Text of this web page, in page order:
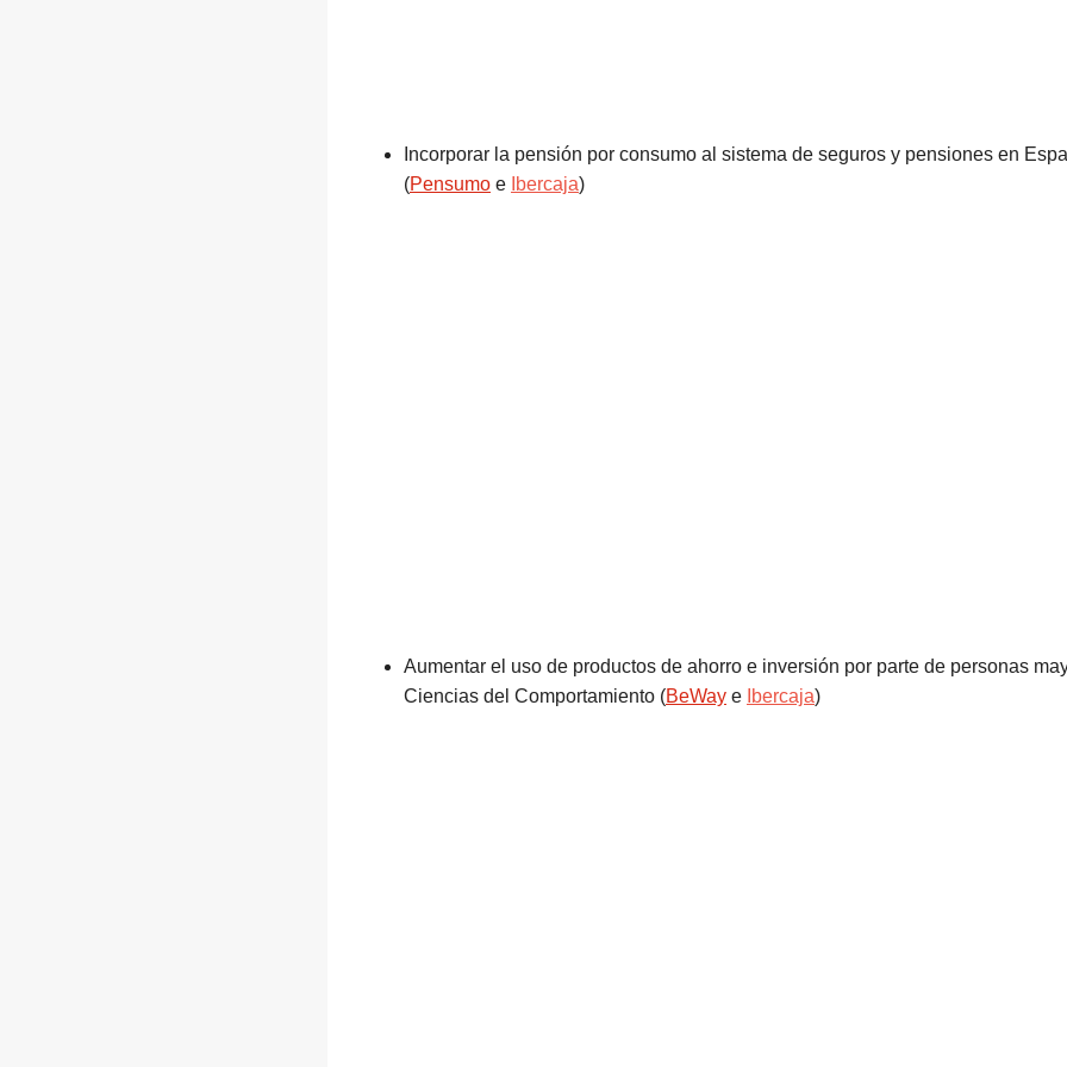
Incorporar la pensión por consumo al sistema de seguros y pensiones en
(Pensumo e Ibercaja)
Aumentar el uso de productos de ahorro e inversión por parte de personas
Ciencias del Comportamiento (BeWay e Ibercaja)